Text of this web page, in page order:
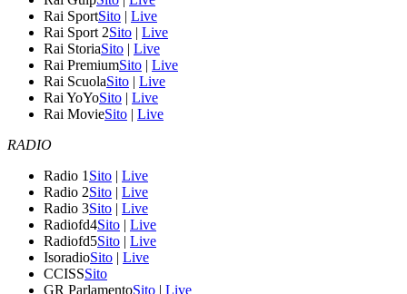
Rai SportSito | Live
Rai Sport 2Sito | Live
Rai StoriaSito | Live
Rai PremiumSito | Live
Rai ScuolaSito | Live
Rai YoYoSito | Live
Rai MovieSito | Live
RADIO
Radio 1 Sito | Live
Radio 2Sito | Live
Radio 3Sito | Live
Radiofd4Sito | Live
Radiofd5Sito | Live
IsoradioSito | Live
CCISSSito
GR ParlamentoSito | Live